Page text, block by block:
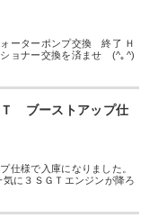
ーターポンプ交換 終了 Ｈ
ョナー交換を済ませ (^｡^)
ブーストアップ仕
様で入庫になりました。
に３ＳＧＴエンジンが降ろ